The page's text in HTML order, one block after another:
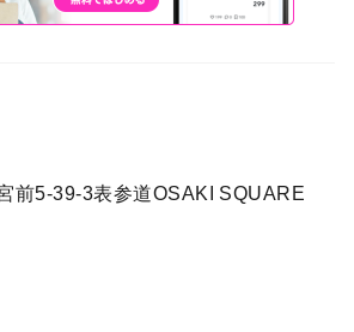
前5-39-3表参道OSAKI SQUARE